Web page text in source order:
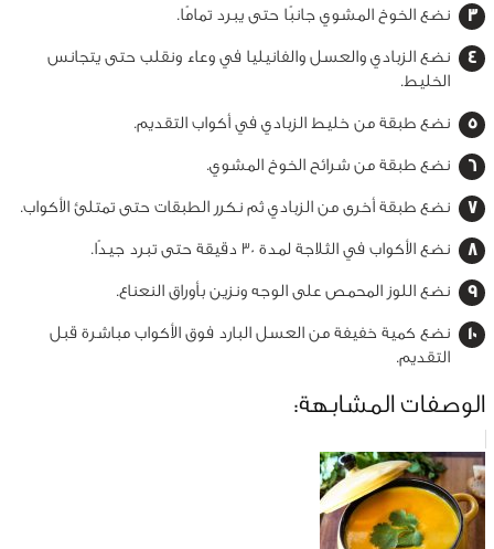
نضع الخوخ المشوي جانبًا حتى يبرد تمامًا.
نضع الزبادي والعسل والفانيليا في وعاء ونقلب حتى يتجانس
الخليط.
نضع طبقة من خليط الزبادي في أكواب التقديم.
نضع طبقة من شرائح الخوخ المشوي.
نضع طبقة أخرى من الزبادي ثم نكرر الطبقات حتى تمتلئ الأكواب.
نضع الأكواب في الثلاجة لمدة 30 دقيقة حتى تبرد جيدًا.
نضع اللوز المحمص على الوجه ونزين بأوراق النعناع.
نضع كمية خفيفة من العسل البارد فوق الأكواب مباشرة قبل
التقديم.
الوصفات المشابهة: